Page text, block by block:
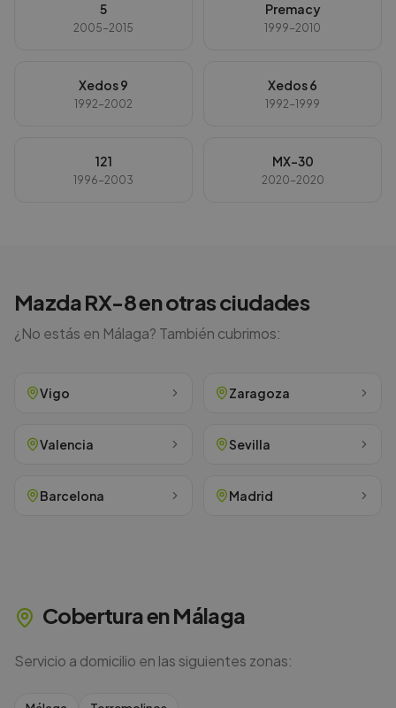
5
2005-2015
Premacy
1999-2010
Xedos 9
1992-2002
Xedos 6
1992-1999
121
1996-2003
MX-30
2020-2020
MazdaRX-8en otras ciudades
¿No estás en Málaga? También cubrimos:
Vigo Zaragoza
Valencia Sevilla
Barcelona Madrid
Cobertura enMálaga
Servicio a domicilio en las siguientes zonas: